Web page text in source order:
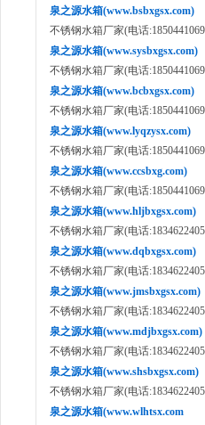
泉之源水箱(www.bsbxgsx.com)
不锈钢水箱厂家(电话
泉之源水箱(www.sysbxgsx.com)
不锈钢水箱厂家(电话
泉之源水箱(www.bcbxgsx.com)
不锈钢水箱厂家(电话
泉之源水箱(www.lyqzysx.com)
不锈钢水箱厂家(电话
泉之源水箱(www.ccsbxg.com)
不锈钢水箱厂家(电话
泉之源水箱(www.hljbxgsx.com)
不锈钢水箱厂家(电话
泉之源水箱(www.dqbxgsx.com)
不锈钢水箱厂家(电话
泉之源水箱(www.jmsbxgsx.com)
不锈钢水箱厂家(电话
泉之源水箱(www.mdjbxgsx.com)
不锈钢水箱厂家(电话
泉之源水箱(www.shsbxgsx.com)
不锈钢水箱厂家(电话
泉之源水箱(www.wlhtsx.com